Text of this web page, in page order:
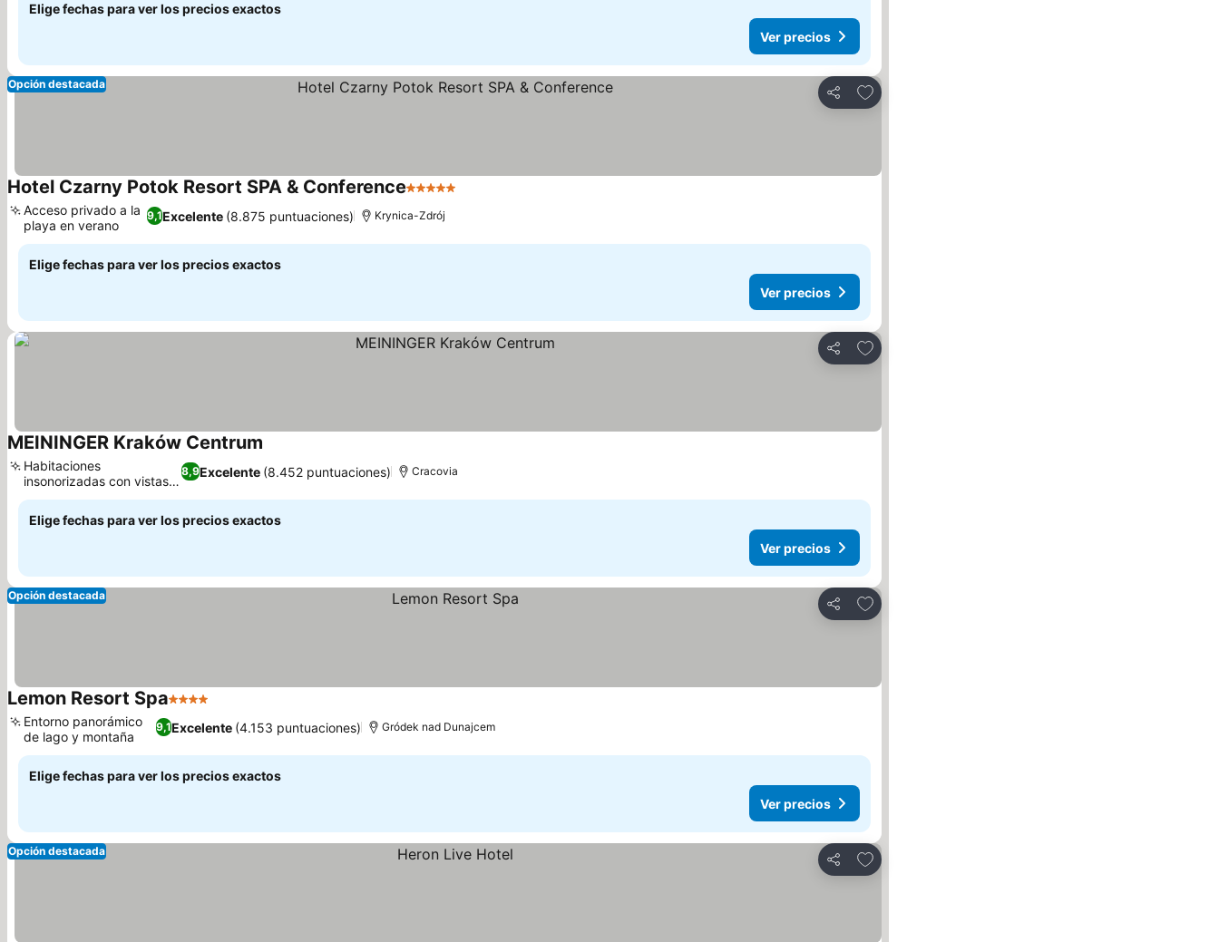
Elige fechas para ver los precios exactos
Ver precios
Compartir
Agregar a favoritos
Opción destacada
Hotel Czarny Potok Resort SPA & Conference5 Estrellas
9,1Excelente (8.875 puntuaciones)
Acceso privado a la
playa en verano
Krynica-Zdrój
Elige fechas para ver los precios exactos
Ver precios
Compartir
Agregar a favoritos
MEININGER Kraków Centrum
8,9Excelente (8.452 puntuaciones)
Habitaciones
insonorizadas con vistas a
la ciudad
Cracovia
Elige fechas para ver los precios exactos
Ver precios
Compartir
Agregar a favoritos
Opción destacada
Lemon Resort Spa4 Estrellas
9,1Excelente (4.153 puntuaciones)
Entorno panorámico
de lago y montaña
Gródek nad Dunajcem
Elige fechas para ver los precios exactos
Ver precios
Compartir
Agregar a favoritos
Opción destacada